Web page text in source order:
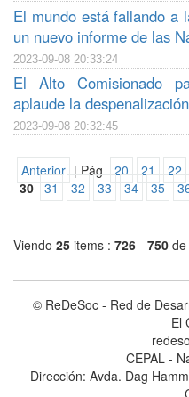
El mundo está fallando a
un nuevo informe de las
2023-09-08 20:33:24
El Alto Comisionado
aplaude la
2023-09-08 20:32:45
Anterior | Pág. 20 21 22
30 31 32 33 34 35
Viendo 25 items : 726 - 750 de
© ReDeSoc - Red de
El
CEPAL -
Dirección: Avda. Dag